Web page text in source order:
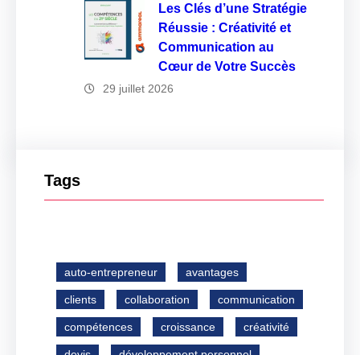
Les Clés d’une Stratégie
Réussie : Créativité et
Communication au
Cœur de Votre Succès
29 juillet 2026
Tags
auto-entrepreneur avantages
clients collaboration communication
compétences croissance créativité